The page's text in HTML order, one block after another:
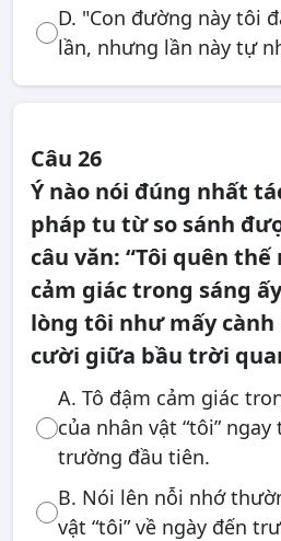
D. "Con đường này tôi
lần, nhưng lần này tự
Câu 26
Ý nào nói đúng nhất
pháp tu từ so sánh
câu văn: “Tôi quên
cảm giác trong sáng
lòng tôi như mấy
cười giữa bầu trời
A. Tô đậm cảm giác
của nhân vật “tôi”
trường đầu tiên.
B. Nói lên nỗi nhớ
vật “tôi” về ngày đến